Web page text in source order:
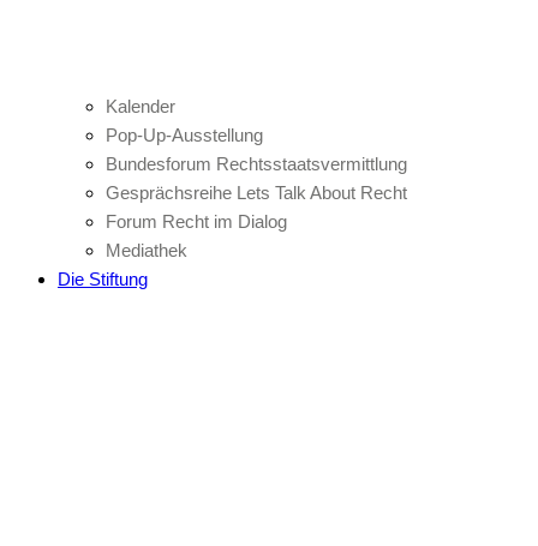
Kalender
Pop-Up-Ausstellung
Bundesforum Rechtsstaatsvermittlung
Gesprächsreihe Lets Talk About Recht
Forum Recht im Dialog
Mediathek
Die Stiftung